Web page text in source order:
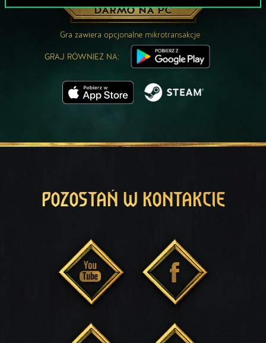
DARMO NA PC
Gra zawiera opcjonalne mikrotransakcje
GRAJ RÓWNIEŻ NA:
POZOSTAŃ W KONTAKCIE